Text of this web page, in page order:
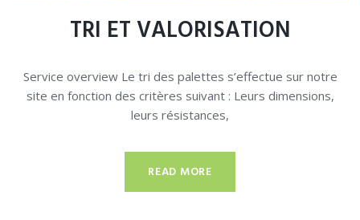
TRI ET VALORISATION
Service overview Le tri des palettes s’effectue sur notre
site en fonction des critères suivant : Leurs dimensions,
leurs résistances,
READ MORE